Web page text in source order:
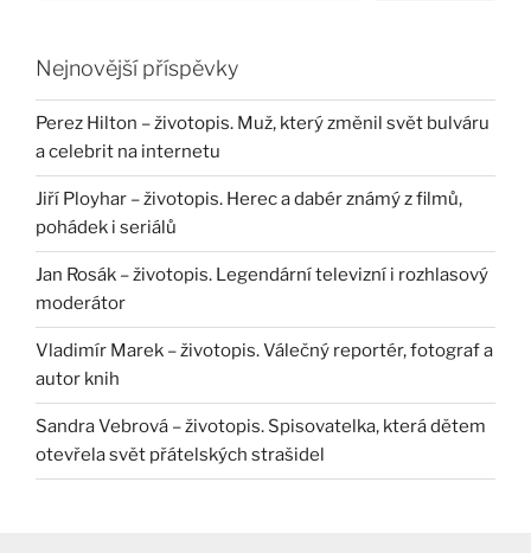
Nejnovější příspěvky
Perez Hilton – životopis. Muž, který změnil svět bulváru
a celebrit na internetu
Jiří Ployhar – životopis. Herec a dabér známý z filmů,
pohádek i seriálů
Jan Rosák – životopis. Legendární televizní i rozhlasový
moderátor
Vladimír Marek – životopis. Válečný reportér, fotograf a
autor knih
Sandra Vebrová – životopis. Spisovatelka, která dětem
otevřela svět přátelských strašidel